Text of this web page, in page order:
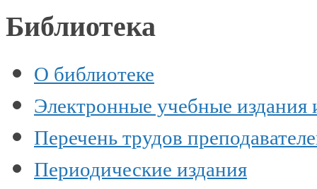
Библиотека
О библиотеке
Электронные учебные издания
Перечень трудов
Периодические издания